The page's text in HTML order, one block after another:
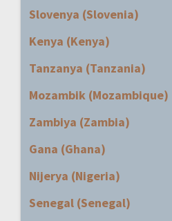
Slovenya (Slovenia)
Kenya (Kenya)
Tanzanya (Tanzania)
Mozambik (Mozambique)
Zambiya (Zambia)
Gana (Ghana)
Nijerya (Nigeria)
Senegal (Senegal)